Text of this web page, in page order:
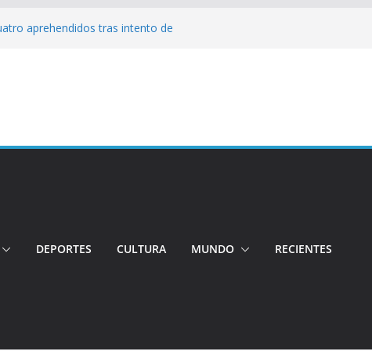
aprehendidos tras intento de
Quito reúne a líderes y
sin vida a dos jóvenes quiteños
DEPORTES CULTURA MUNDO RECIENTES